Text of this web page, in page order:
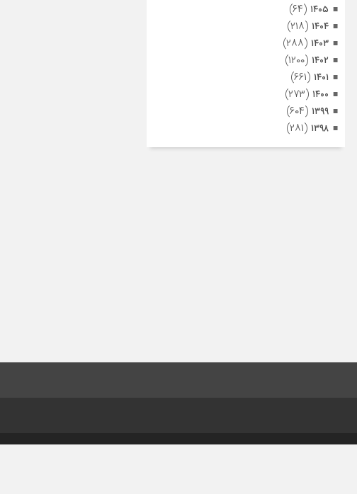
۱۴۰۵ (۶۴)
۱۴۰۴ (۲۱۸)
۱۴۰۳ (۲۸۸)
۱۴۰۲ (۱۲۰۰)
۱۴۰۱ (۶۶۱)
۱۴۰۰ (۲۷۳)
۱۳۹۹ (۶۰۴)
۱۳۹۸ (۲۸۱)